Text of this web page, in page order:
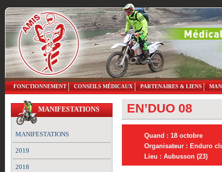
FONCTIONNEMENT CONSEILS MÉDICAUX PARTENAIRES & LIENS
MANIFESTATIONS
MANIFESTATIONS
2019
2018
EN’DUO 08
Quand : 18 octobre
Organisateur : Enduro
Lieu : Aubusson (23)